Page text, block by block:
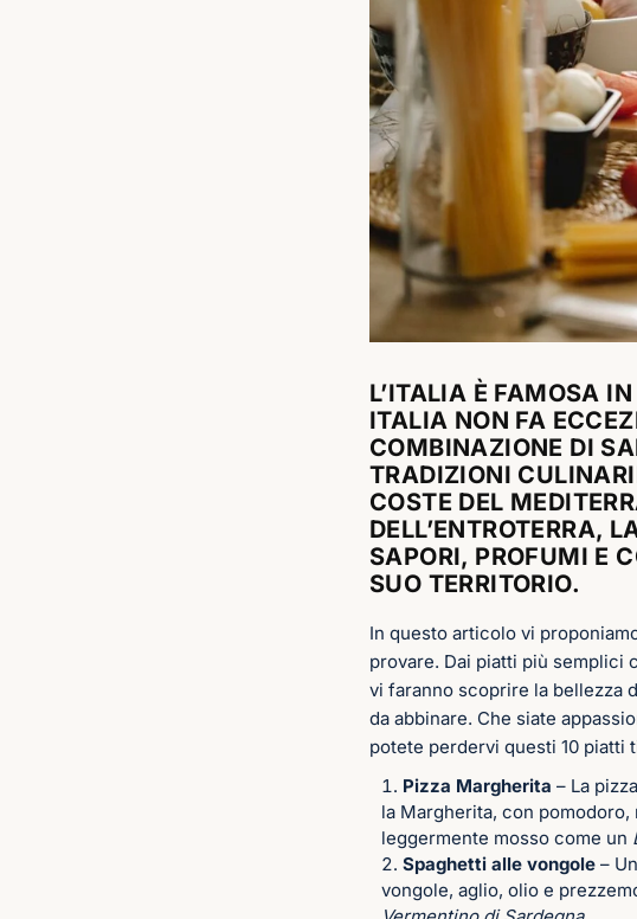
L’ITALIA È FAMOSA
ITALIA NON FA
COMBINAZIONE DI
TRADIZIONI
COSTE DEL
DELL’ENTROTERRA,
SAPORI, PROFUMI E
SUO TERRITORIO.
In questo articolo vi
provare. Dai piatti più semplici
vi faranno scoprire la bellezza
da abbinare. Che siate
potete perdervi questi 10 piatti
Pizza Margherita – La
la Margherita, con
leggermente mosso come un
Spaghetti alle vongole –
vongole, aglio, olio e